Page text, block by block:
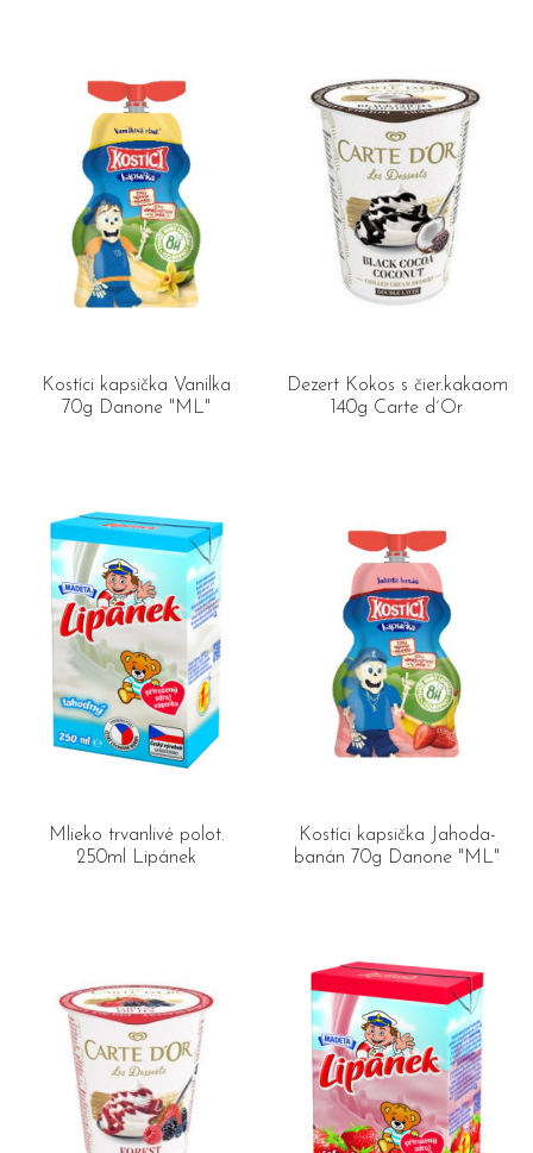
Kostíci kapsička Vanilka
70g Danone "ML"
Dezert Kokos s čier.kakaom
140g Carte d´Or
Mlieko trvanlivé polot.
250ml Lipánek
Kostíci kapsička Jahoda-
banán 70g Danone "ML"